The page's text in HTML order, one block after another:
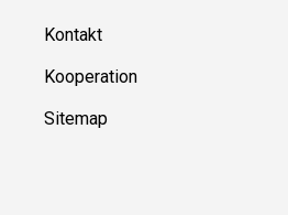
Kontakt
Kooperation
Sitemap